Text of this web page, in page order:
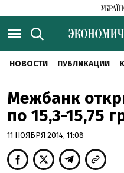
НОВОСТИ ПУБЛИКАЦИИ
Межбанк
по 15,3-15,75
11 НОЯБРЯ 2014, 11:08